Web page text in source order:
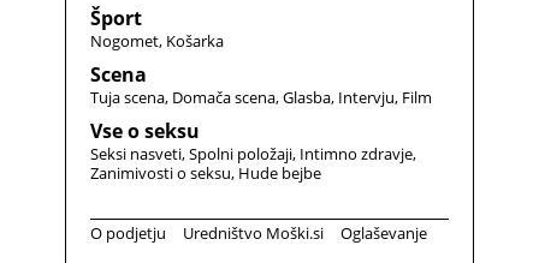
Šport
Nogomet Košarka
Scena
Tuja scena Domača scena Glasba Intervju Film
Vse o seksu
Seksi nasveti Spolni položaji Intimno zdravje
Zanimivosti o seksu Hude bejbe
O podjetju Uredništvo Moški.si
Oglaševanje